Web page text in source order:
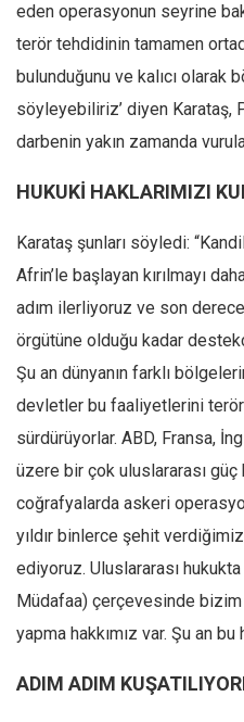
eden operasyonun seyrine
terör tehdidinin tamamen
bulunduğunu ve kalıcı olarak
söyleyebiliriz’ diyen Karataş,
darbenin yakın zamanda
HUKUKİ HAKLARIMIZI
Karataş şunları söyledi:
Afrin’le başlayan kırılmayı
adım ilerliyoruz ve son
örgütüne olduğu kadar
Şu an dünyanın farklı
devletler bu faaliyetlerini
sürdürüyorlar. ABD, Fransa,
üzere bir çok uluslararası güç
coğrafyalarda askeri
yıldır binlerce şehit
ediyoruz. Uluslararası
Müdafaa) çerçevesinde
yapma hakkımız var. Şu an bu
ADIM ADIM